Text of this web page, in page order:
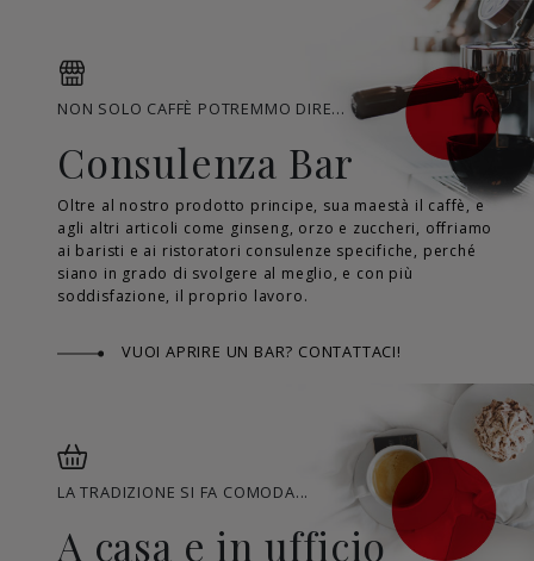
NON SOLO CAFFÈ POTREMMO DIRE...
Consulenza Bar
Oltre al nostro prodotto principe, sua maestà il caffè, e
agli altri articoli come ginseng, orzo e zuccheri, offriamo
ai baristi e ai ristoratori consulenze specifiche, perché
siano in grado di svolgere al meglio, e con più
soddisfazione, il proprio lavoro.
VUOI APRIRE UN BAR? CONTATTACI!
LA TRADIZIONE SI FA COMODA...
A casa e in ufficio